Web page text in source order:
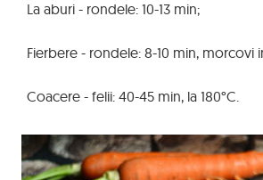
La aburi - rondele: 10-13 min;
Fierbere - rondele: 8-10 min, morcovi
Coacere - felii: 40-45 min, la 180°C.